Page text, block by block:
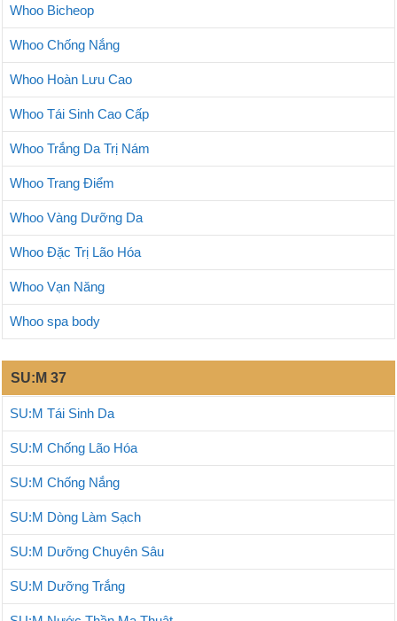
Whoo Bicheop
Whoo Chống Nắng
Whoo Hoàn Lưu Cao
Whoo Tái Sinh Cao Cấp
Whoo Trắng Da Trị Nám
Whoo Trang Điểm
Whoo Vàng Dưỡng Da
Whoo Đặc Trị Lão Hóa
Whoo Vạn Năng
Whoo spa body
SU:M 37
SU:M Tái Sinh Da
SU:M Chống Lão Hóa
SU:M Chống Nắng
SU:M Dòng Làm Sạch
SU:M Dưỡng Chuyên Sâu
SU:M Dưỡng Trắng